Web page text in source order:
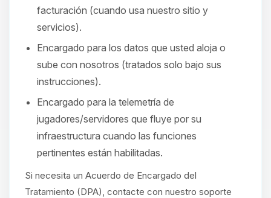
facturación (cuando usa nuestro sitio y
servicios).
Encargado para los datos que usted aloja o
sube con nosotros (tratados solo bajo sus
instrucciones).
Encargado para la telemetría de
jugadores/servidores que fluye por su
infraestructura cuando las funciones
pertinentes están habilitadas.
Si necesita un Acuerdo de Encargado del
Tratamiento (DPA), contacte con nuestro soporte